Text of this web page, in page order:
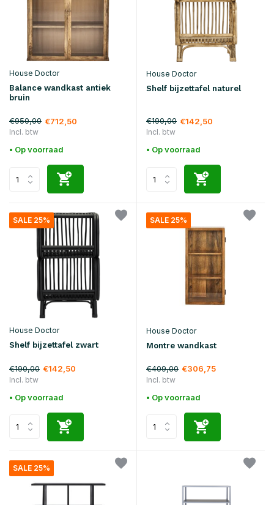
House Doctor
Balance wandkast antiek
bruin
€950,00 €712,50
Incl. btw
• Op voorraad
House Doctor
Shelf bijzettafel naturel
€190,00 €142,50
Incl. btw
• Op voorraad
SALE 25%
House Doctor
Shelf bijzettafel zwart
€190,00 €142,50
Incl. btw
• Op voorraad
SALE 25%
House Doctor
Montre wandkast
€409,00 €306,75
Incl. btw
• Op voorraad
SALE 25%